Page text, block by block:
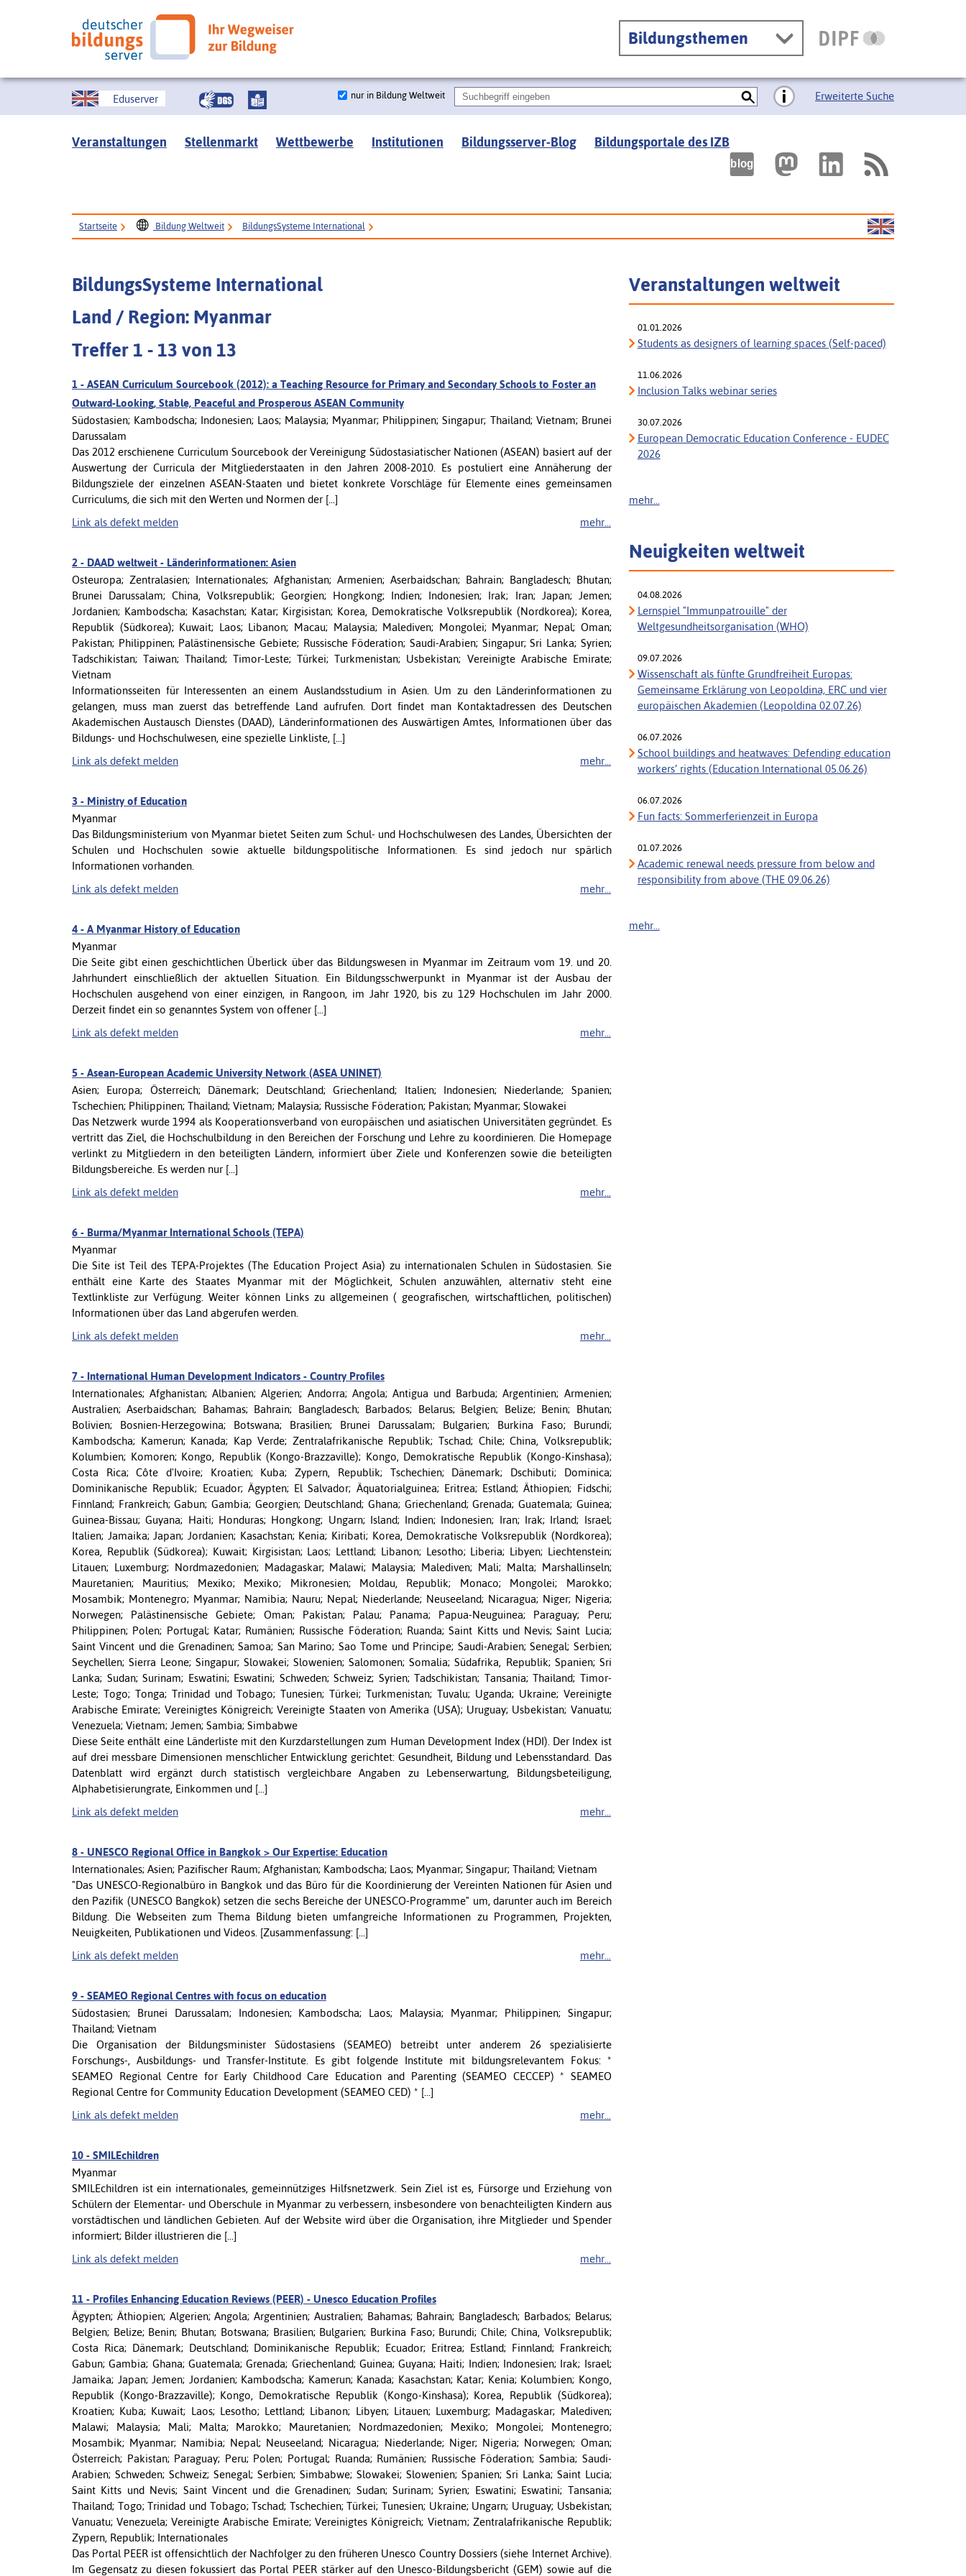
Bildungsthemen
Eduserver nur in Bildung Weltweit Erweiterte Suche
Veranstaltungen Stellenmarkt Wettbewerbe Institutionen Bildungsserver-Blog Bildungsportale des IZB
Startseite Bildung Weltweit BildungsSysteme International
BildungsSysteme International
Land / Region: Myanmar
Treffer 1 - 13 von 13
1 - ASEAN Curriculum Sourcebook (2012): a Teaching Resource for Primary and Secondary Schools to Foster an
Outward-Looking, Stable, Peaceful and Prosperous ASEAN Community
Südostasien; Kambodscha; Indonesien; Laos; Malaysia; Myanmar; Philippinen; Singapur; Thailand; Vietnam; Brunei
Darussalam
Das 2012 erschienene Curriculum Sourcebook der Vereinigung Südostasiatischer Nationen (ASEAN) basiert auf der
Auswertung der Curricula der Mitgliederstaaten in den Jahren 2008-2010. Es postuliert eine Annäherung der
Bildungsziele der einzelnen ASEAN-Staaten und bietet konkrete Vorschläge für Elemente eines gemeinsamen
Curriculums, die sich mit den Werten und Normen der [...]
mehr...
Link als defekt melden
2 - DAAD weltweit - Länderinformationen: Asien
Osteuropa; Zentralasien; Internationales; Afghanistan; Armenien; Aserbaidschan; Bahrain; Bangladesch; Bhutan;
Brunei Darussalam; China, Volksrepublik; Georgien; Hongkong; Indien; Indonesien; Irak; Iran; Japan; Jemen;
Jordanien; Kambodscha; Kasachstan; Katar; Kirgisistan; Korea, Demokratische Volksrepublik (Nordkorea); Korea,
Republik (Südkorea); Kuwait; Laos; Libanon; Macau; Malaysia; Malediven; Mongolei; Myanmar; Nepal; Oman;
Pakistan; Philippinen; Palästinensische Gebiete; Russische Föderation; Saudi-Arabien; Singapur; Sri Lanka; Syrien;
Tadschikistan; Taiwan; Thailand; Timor-Leste; Türkei; Turkmenistan; Usbekistan; Vereinigte Arabische Emirate;
Vietnam
Informationsseiten für Interessenten an einem Auslandsstudium in Asien. Um zu den Länderinformationen zu
gelangen, muss man zuerst das betreffende Land aufrufen. Dort findet man Kontaktadressen des Deutschen
Akademischen Austausch Dienstes (DAAD), Länderinformationen des Auswärtigen Amtes, Informationen über das
Bildungs- und Hochschulwesen, eine spezielle Linkliste, [...]
mehr...
Link als defekt melden
3 - Ministry of Education
Myanmar
Das Bildungsministerium von Myanmar bietet Seiten zum Schul- und Hochschulwesen des Landes, Übersichten der
Schulen und Hochschulen sowie aktuelle bildungspolitische Informationen. Es sind jedoch nur spärlich
Informationen vorhanden.
mehr...
Link als defekt melden
4 - A Myanmar History of Education
Myanmar
Die Seite gibt einen geschichtlichen Überlick über das Bildungswesen in Myanmar im Zeitraum vom 19. und 20.
Jahrhundert einschließlich der aktuellen Situation. Ein Bildungsschwerpunkt in Myanmar ist der Ausbau der
Hochschulen ausgehend von einer einzigen, in Rangoon, im Jahr 1920, bis zu 129 Hochschulen im Jahr 2000.
Derzeit findet ein so genanntes System von offener [...]
mehr...
Link als defekt melden
5 - Asean-European Academic University Network (ASEA UNINET)
Asien; Europa; Österreich; Dänemark; Deutschland; Griechenland; Italien; Indonesien; Niederlande; Spanien;
Tschechien; Philippinen; Thailand; Vietnam; Malaysia; Russische Föderation; Pakistan; Myanmar; Slowakei
Das Netzwerk wurde 1994 als Kooperationsverband von europäischen und asiatischen Universitäten gegründet. Es
vertritt das Ziel, die Hochschulbildung in den Bereichen der Forschung und Lehre zu koordinieren. Die Homepage
verlinkt zu Mitgliedern in den beteiligten Ländern, informiert über Ziele und Konferenzen sowie die beteiligten
Bildungsbereiche. Es werden nur [...]
mehr...
Link als defekt melden
6 - Burma/Myanmar International Schools (TEPA)
Myanmar
Die Site ist Teil des TEPA-Projektes (The Education Project Asia) zu internationalen Schulen in Südostasien. Sie
enthält eine Karte des Staates Myanmar mit der Möglichkeit, Schulen anzuwählen, alternativ steht eine
Textlinkliste zur Verfügung. Weiter können Links zu allgemeinen ( geografischen, wirtschaftlichen, politischen)
Informationen über das Land abgerufen werden.
mehr...
Link als defekt melden
7 - International Human Development Indicators - Country Profiles
Internationales; Afghanistan; Albanien; Algerien; Andorra; Angola; Antigua und Barbuda; Argentinien; Armenien;
Australien; Aserbaidschan; Bahamas; Bahrain; Bangladesch; Barbados; Belarus; Belgien; Belize; Benin; Bhutan;
Bolivien; Bosnien-Herzegowina; Botswana; Brasilien; Brunei Darussalam; Bulgarien; Burkina Faso; Burundi;
Kambodscha; Kamerun; Kanada; Kap Verde; Zentralafrikanische Republik; Tschad; Chile; China, Volksrepublik;
Kolumbien; Komoren; Kongo, Republik (Kongo-Brazzaville); Kongo, Demokratische Republik (Kongo-Kinshasa);
Costa Rica; Côte d'Ivoire; Kroatien; Kuba; Zypern, Republik; Tschechien; Dänemark; Dschibuti; Dominica;
Dominikanische Republik; Ecuador; Ägypten; El Salvador; Äquatorialguinea; Eritrea; Estland; Äthiopien; Fidschi;
Finnland; Frankreich; Gabun; Gambia; Georgien; Deutschland; Ghana; Griechenland; Grenada; Guatemala; Guinea;
Guinea-Bissau; Guyana; Haiti; Honduras; Hongkong; Ungarn; Island; Indien; Indonesien; Iran; Irak; Irland; Israel;
Italien; Jamaika; Japan; Jordanien; Kasachstan; Kenia; Kiribati; Korea, Demokratische Volksrepublik (Nordkorea);
Korea, Republik (Südkorea); Kuwait; Kirgisistan; Laos; Lettland; Libanon; Lesotho; Liberia; Libyen; Liechtenstein;
Litauen; Luxemburg; Nordmazedonien; Madagaskar; Malawi; Malaysia; Malediven; Mali; Malta; Marshallinseln;
Mauretanien; Mauritius; Mexiko; Mexiko; Mikronesien; Moldau, Republik; Monaco; Mongolei; Marokko;
Mosambik; Montenegro; Myanmar; Namibia; Nauru; Nepal; Niederlande; Neuseeland; Nicaragua; Niger; Nigeria;
Norwegen; Palästinensische Gebiete; Oman; Pakistan; Palau; Panama; Papua-Neuguinea; Paraguay; Peru;
Philippinen; Polen; Portugal; Katar; Rumänien; Russische Föderation; Ruanda; Saint Kitts und Nevis; Saint Lucia;
Saint Vincent und die Grenadinen; Samoa; San Marino; Sao Tome und Principe; Saudi-Arabien; Senegal; Serbien;
Seychellen; Sierra Leone; Singapur; Slowakei; Slowenien; Salomonen; Somalia; Südafrika, Republik; Spanien; Sri
Lanka; Sudan; Surinam; Eswatini; Eswatini; Schweden; Schweiz; Syrien; Tadschikistan; Tansania; Thailand; Timor-
Leste; Togo; Tonga; Trinidad und Tobago; Tunesien; Türkei; Turkmenistan; Tuvalu; Uganda; Ukraine; Vereinigte
Arabische Emirate; Vereinigtes Königreich; Vereinigte Staaten von Amerika (USA); Uruguay; Usbekistan; Vanuatu;
Venezuela; Vietnam; Jemen; Sambia; Simbabwe
Diese Seite enthält eine Länderliste mit den Kurzdarstellungen zum Human Development Index (HDI). Der Index ist
auf drei messbare Dimensionen menschlicher Entwicklung gerichtet: Gesundheit, Bildung und Lebensstandard. Das
Datenblatt wird ergänzt durch statistisch vergleichbare Angaben zu Lebenserwartung, Bildungsbeteiligung,
Alphabetisierungrate, Einkommen und [...]
mehr...
Link als defekt melden
8 - UNESCO Regional Office in Bangkok > Our Expertise: Education
Internationales; Asien; Pazifischer Raum; Afghanistan; Kambodscha; Laos; Myanmar; Singapur; Thailand; Vietnam
"Das UNESCO-Regionalbüro in Bangkok und das Büro für die Koordinierung der Vereinten Nationen für Asien und
den Pazifik (UNESCO Bangkok) setzen die sechs Bereiche der UNESCO-Programme" um, darunter auch im Bereich
Bildung. Die Webseiten zum Thema Bildung bieten umfangreiche Informationen zu Programmen, Projekten,
Neuigkeiten, Publikationen und Videos. [Zusammenfassung: [...]
mehr...
Link als defekt melden
9 - SEAMEO Regional Centres with focus on education
Südostasien; Brunei Darussalam; Indonesien; Kambodscha; Laos; Malaysia; Myanmar; Philippinen; Singapur;
Thailand; Vietnam
Die Organisation der Bildungsminister Südostasiens (SEAMEO) betreibt unter anderem 26 spezialisierte
Forschungs-, Ausbildungs- und Transfer-Institute. Es gibt folgende Institute mit bildungsrelevantem Fokus: *
SEAMEO Regional Centre for Early Childhood Care Education and Parenting (SEAMEO CECCEP) * SEAMEO
Regional Centre for Community Education Development (SEAMEO CED) * [...]
mehr...
Link als defekt melden
10 - SMILEchildren
Myanmar
SMILEchildren ist ein internationales, gemeinnütziges Hilfsnetzwerk. Sein Ziel ist es, Fürsorge und Erziehung von
Schülern der Elementar- und Oberschule in Myanmar zu verbessern, insbesondere von benachteiligten Kindern aus
vorstädtischen und ländlichen Gebieten. Auf der Website wird über die Organisation, ihre Mitglieder und Spender
informiert; Bilder illustrieren die [...]
mehr...
Link als defekt melden
11 - Profiles Enhancing Education Reviews (PEER) - Unesco Education Profiles
Ägypten; Äthiopien; Algerien; Angola; Argentinien; Australien; Bahamas; Bahrain; Bangladesch; Barbados; Belarus;
Belgien; Belize; Benin; Bhutan; Botswana; Brasilien; Bulgarien; Burkina Faso; Burundi; Chile; China, Volksrepublik;
Costa Rica; Dänemark; Deutschland; Dominikanische Republik; Ecuador; Eritrea; Estland; Finnland; Frankreich;
Gabun; Gambia; Ghana; Guatemala; Grenada; Griechenland; Guinea; Guyana; Haiti; Indien; Indonesien; Irak; Israel;
Jamaika; Japan; Jemen; Jordanien; Kambodscha; Kamerun; Kanada; Kasachstan; Katar; Kenia; Kolumbien; Kongo,
Republik (Kongo-Brazzaville); Kongo, Demokratische Republik (Kongo-Kinshasa); Korea, Republik (Südkorea);
Kroatien; Kuba; Kuwait; Laos; Lesotho; Lettland; Libanon; Libyen; Litauen; Luxemburg; Madagaskar; Malediven;
Malawi; Malaysia; Mali; Malta; Marokko; Mauretanien; Nordmazedonien; Mexiko; Mongolei; Montenegro;
Mosambik; Myanmar; Namibia; Nepal; Neuseeland; Nicaragua; Niederlande; Niger; Nigeria; Norwegen; Oman;
Österreich; Pakistan; Paraguay; Peru; Polen; Portugal; Ruanda; Rumänien; Russische Föderation; Sambia; Saudi-
Arabien; Schweden; Schweiz; Senegal; Serbien; Simbabwe; Slowakei; Slowenien; Spanien; Sri Lanka; Saint Lucia;
Saint Kitts und Nevis; Saint Vincent und die Grenadinen; Sudan; Surinam; Syrien; Eswatini; Eswatini; Tansania;
Thailand; Togo; Trinidad und Tobago; Tschad; Tschechien; Türkei; Tunesien; Ukraine; Ungarn; Uruguay; Usbekistan;
Vanuatu; Venezuela; Vereinigte Arabische Emirate; Vereinigtes Königreich; Vietnam; Zentralafrikanische Republik;
Zypern, Republik; Internationales
Das Portal PEER ist offensichtlich der Nachfolger zu den früheren Unesco Country Dossiers (siehe Internet Archive).
Im Gegensatz zu diesen fokussiert das Portal PEER stärker auf den Unesco-Bildungsbericht (GEM) sowie auf die
Veranstaltungen weltweit
01.01.2026
Students as designers of learning spaces (Self-paced)
11.06.2026
Inclusion Talks webinar series
30.07.2026
European Democratic Education Conference - EUDEC
2026
mehr...
Neuigkeiten weltweit
04.08.2026
Lernspiel "Immunpatrouille" der
Weltgesundheitsorganisation (WHO)
09.07.2026
Wissenschaft als fünfte Grundfreiheit Europas:
Gemeinsame Erklärung von Leopoldina, ERC und vier
europäischen Akademien (Leopoldina 02.07.26)
06.07.2026
School buildings and heatwaves: Defending education
workers’ rights (Education International 05.06.26)
06.07.2026
Fun facts: Sommerferienzeit in Europa
01.07.2026
Academic renewal needs pressure from below and
responsibility from above (THE 09.06.26)
mehr...